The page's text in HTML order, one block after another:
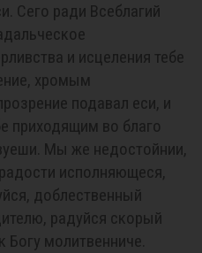
Сего ради Всеблагий
и исцеления тебе
хромым
подавал еси, и
приходящим во благо
Мы же недостойнии,
исполняющеся,
доблественный
радуйся скорый
молитвенниче.